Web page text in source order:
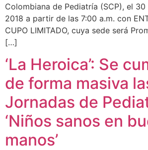
Colombiana de Pediatría (SCP), el
2018 a partir de las 7:00 a.m. con
CUPO LIMITADO, cuya sede será
[…]
‘La Heroica’: Se
de forma masiva
Jornadas de
‘Niños sanos en
manos’